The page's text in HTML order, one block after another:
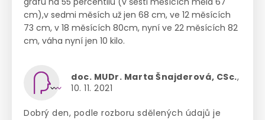
cm),v sedmi měsích už jen 68 cm, ve 12 měsících
73 cm, v 18 měsících 80cm, nyní ve 22 měsících 82
cm, váha nyní jen 10 kilo.
doc. MUDr. Marta Šnajderová, CSc.,
10. 11. 2021
Dobrý den, podle rozboru sdělených údajů je